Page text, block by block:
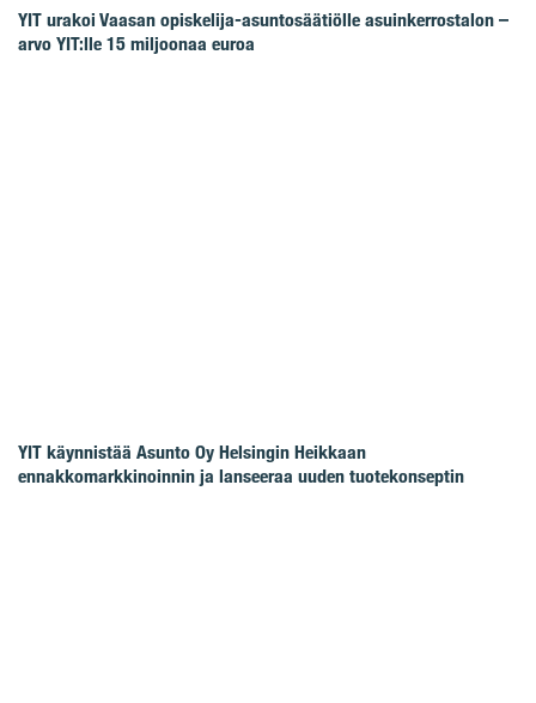
YIT urakoi Vaasan opiskelija-asuntosäätiölle asuinkerrostalon –
arvo YIT:lle 15 miljoonaa euroa
YIT käynnistää Asunto Oy Helsingin Heikkaan
ennakkomarkkinoinnin ja lanseeraa uuden tuotekonseptin